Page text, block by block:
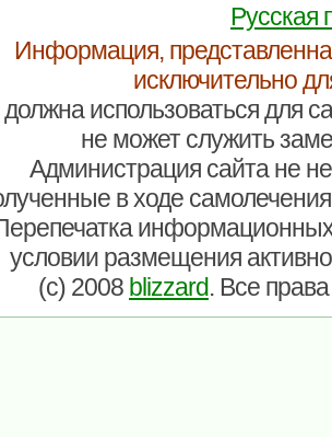
Русская
Информация,
исключительно
использоваться для
не может служить
Администрация сайта не
в ходе
условии размещения
(c) 2008 blizzard. Все